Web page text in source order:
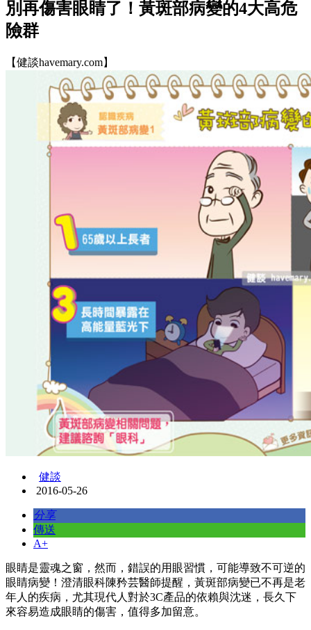
別再傷害眼睛了！黃斑部病變的4大高危
險群
【健談havemary.com】
健談
2016-05-26
分享
傳送
A+
眼睛是靈魂之窗，然而，錯誤的用眼習慣，可能導致不可逆的
眼睛病變！澄清眼科陳矜芸醫師提醒，黃斑部病變已不再是老
年人的疾病，尤其現代人對於3C產品的依賴與沈迷，長久下
來容易造成眼睛的傷害，值得多加留意。